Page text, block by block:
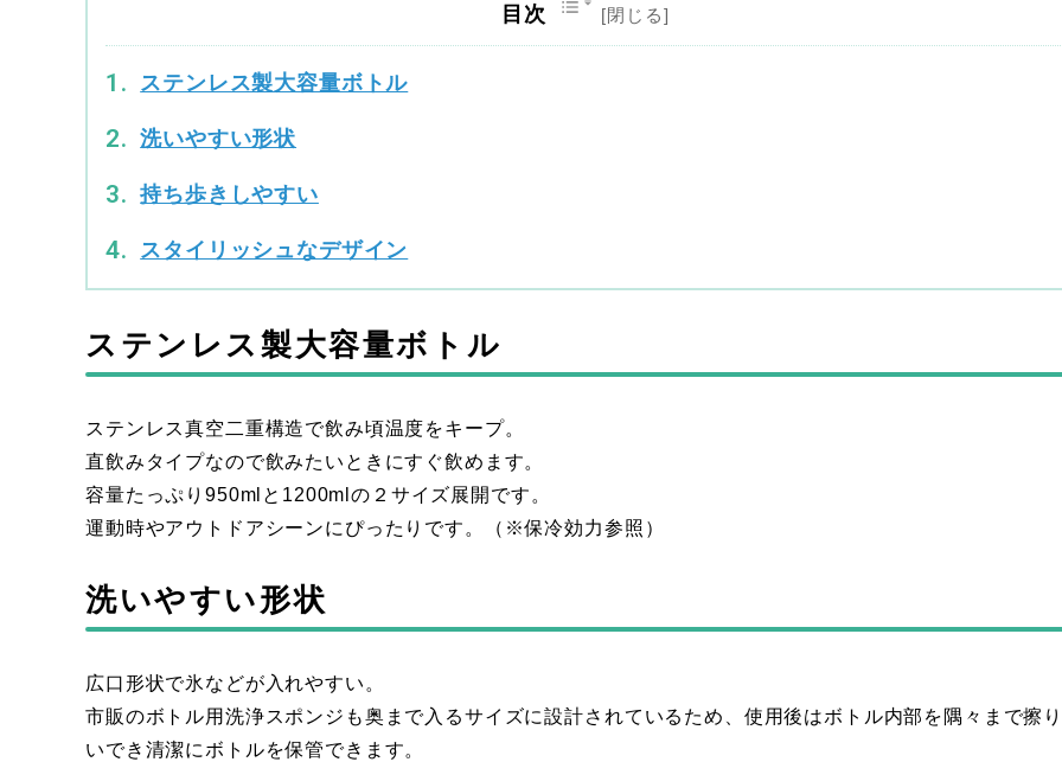
目次
ステンレス製大容量ボトル
洗いやすい形状
持ち歩きしやすい
スタイリッシュなデザイン
ステンレス製大容量ボトル
ステンレス真空二重構造で飲み頃温度をキープ。
直飲みタイプなので飲みたいときにすぐ飲めます。
容量たっぷり950mlと1200mlの２サイズ展開です。
運動時やアウトドアシーンにぴったりです。（※保冷効力参照）
洗いやすい形状
広口形状で氷などが入れやすい。
市販のボトル用洗浄スポンジも奥まで入るサイズに設計されているため、使用後はボトル内部を隅々まで擦
いでき清潔にボトルを保管できます。